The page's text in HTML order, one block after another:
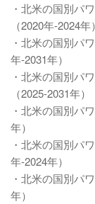
・北米の国別パ
（2020年-2024年）
・北米の国別パ
年-2031年）
・北米の国別パ
（2025-2031年）
・北米の国別パ
年）
・北米の国別パ
年-2024年）
・北米の国別パ
年）